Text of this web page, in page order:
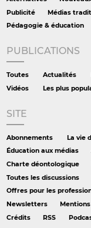
Publicité
Médias
Pédagogie & éducation
PUBLICATIONS
Toutes Actualités
Vidéos
Les plus
SITE
Abonnements La vie
Éducation aux médias
Charte déontologique
Toutes les discussions
Offres pour les
Newsletters
Crédits
RSS